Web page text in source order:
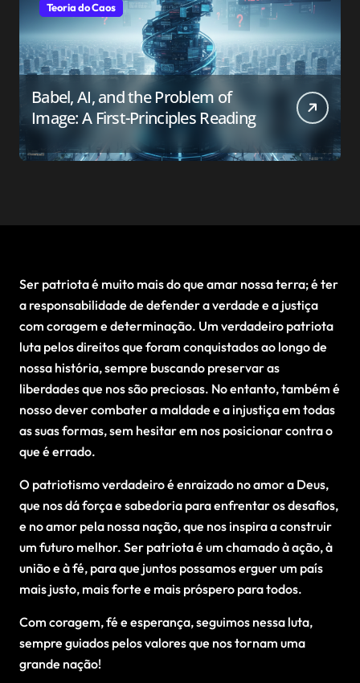
Teoria do Caos
Babel, AI, and the Problem of
Image: A First-Principles Reading
Ser patriota é muito mais do que amar nossa terra; é ter
a responsabilidade de defender a verdade e a justiça
com coragem e determinação. Um verdadeiro patriota
luta pelos direitos que foram conquistados ao longo de
nossa história, sempre buscando preservar as
liberdades que nos são preciosas. No entanto, também é
nosso dever combater a maldade e a injustiça em todas
as suas formas, sem hesitar em nos posicionar contra o
que é errado.
O patriotismo verdadeiro é enraizado no amor a Deus,
que nos dá força e sabedoria para enfrentar os desafios,
e no amor pela nossa nação, que nos inspira a construir
um futuro melhor. Ser patriota é um chamado à ação, à
união e à fé, para que juntos possamos erguer um país
mais justo, mais forte e mais próspero para todos.
Com coragem, fé e esperança, seguimos nessa luta,
sempre guiados pelos valores que nos tornam uma
grande nação!